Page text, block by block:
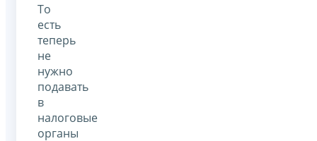
То
есть
теперь
не
нужно
подавать
в
налоговые
органы